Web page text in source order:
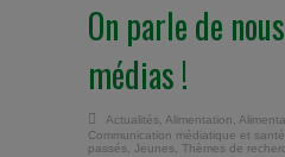
On parle de
médias !
Actualités, Alimentation,
Communication médiatique et santé
passés, Jeunes, Thèmes de